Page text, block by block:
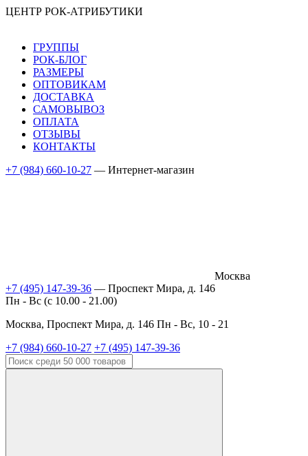
ЦЕНТР РОК-АТРИБУТИКИ
ГРУППЫ
РОК-БЛОГ
РАЗМЕРЫ
ОПТОВИКАМ
ДОСТАВКА
САМОВЫВОЗ
ОПЛАТА
ОТЗЫВЫ
КОНТАКТЫ
+7 (984) 660-10-27 — Интернет-магазин
Москва
+7 (495) 147-39-36 — Проспект Мира, д. 146
Пн - Вс (c 10.00 - 21.00)
Москва, Проспект Мира, д. 146 Пн - Вс, 10 - 21
+7 (984) 660-10-27 +7 (495) 147-39-36